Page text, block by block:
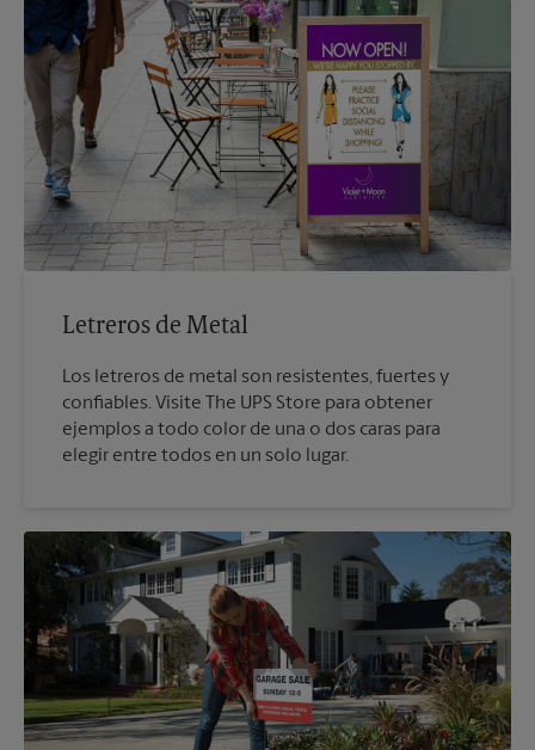
Letreros de Metal
Los letreros de metal son resistentes, fuertes y
confiables. Visite The UPS Store para obtener
ejemplos a todo color de una o dos caras para
elegir entre todos en un solo lugar.